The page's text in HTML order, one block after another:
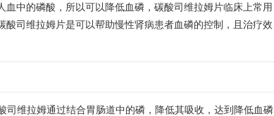
中的磷酸，所以可以降低血磷，碳酸司维拉姆片临床上常用
司维拉姆片是可以帮助慢性肾病患者血磷的控制，且治疗效
维拉姆通过结合胃肠道中的磷，降低其吸收，达到降低血磷